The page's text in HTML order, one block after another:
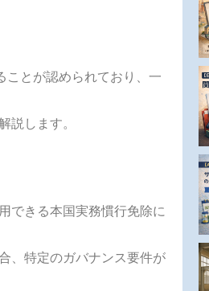
ことが認められており、一
説します。
できる本国実務慣行免除に
、特定のガバナンス要件が